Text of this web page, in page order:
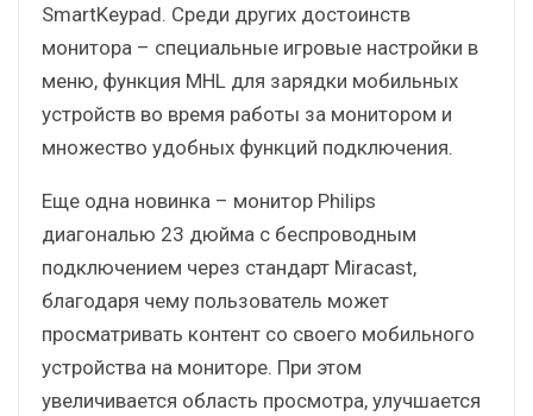
SmartKeypad. Среди других достоинств
монитора – специальные игровые настройки в
меню, функция MHL для зарядки мобильных
устройств во время работы за монитором и
множество удобных функций подключения.
Еще одна новинка – монитор Philips
диагональю 23 дюйма с беспроводным
подключением через стандарт Miracast,
благодаря чему пользователь может
просматривать контент со своего мобильного
устройства на мониторе. При этом
увеличивается область просмотра, улучшается